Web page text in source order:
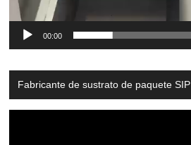
00:00
Fabricante de sustrato de paquete SIP